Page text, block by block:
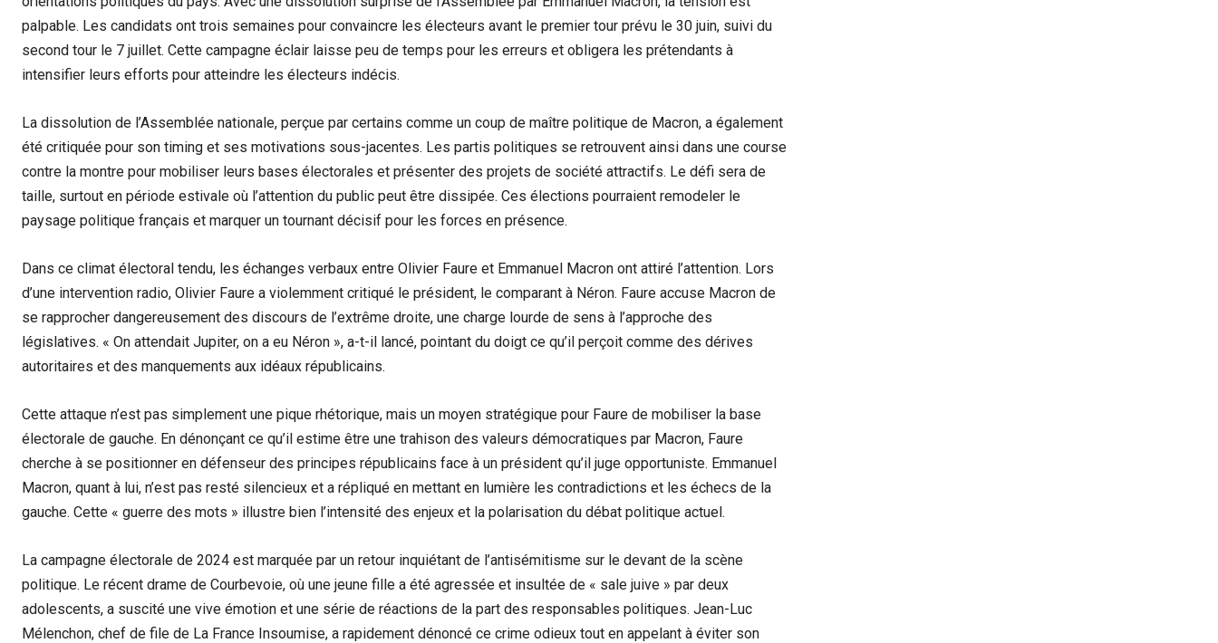
palpable. Les candidats ont trois semaines pour convaincre les électeurs avant le premier tour prévu le 30 juin, suivi du
second tour le 7 juillet. Cette campagne éclair laisse peu de temps pour les erreurs et obligera les prétendants à
intensifier leurs efforts pour atteindre les électeurs indécis.
La dissolution de l’Assemblée nationale, perçue par certains comme un coup de maître politique de Macron, a également
été critiquée pour son timing et ses motivations sous-jacentes. Les partis politiques se retrouvent ainsi dans une course
contre la montre pour mobiliser leurs bases électorales et présenter des projets de société attractifs. Le défi sera de
taille, surtout en période estivale où l’attention du public peut être dissipée. Ces élections pourraient remodeler le
paysage politique français et marquer un tournant décisif pour les forces en présence.
Dans ce climat électoral tendu, les échanges verbaux entre Olivier Faure et Emmanuel Macron ont attiré l’attention. Lors
d’une intervention radio, Olivier Faure a violemment critiqué le président, le comparant à Néron. Faure accuse Macron de
se rapprocher dangereusement des discours de l’extrême droite, une charge lourde de sens à l’approche des
législatives. « On attendait Jupiter, on a eu Néron », a-t-il lancé, pointant du doigt ce qu’il perçoit comme des dérives
autoritaires et des manquements aux idéaux républicains.
Cette attaque n’est pas simplement une pique rhétorique, mais un moyen stratégique pour Faure de mobiliser la base
électorale de gauche. En dénonçant ce qu’il estime être une trahison des valeurs démocratiques par Macron, Faure
cherche à se positionner en défenseur des principes républicains face à un président qu’il juge opportuniste. Emmanuel
Macron, quant à lui, n’est pas resté silencieux et a répliqué en mettant en lumière les contradictions et les échecs de la
gauche. Cette « guerre des mots » illustre bien l’intensité des enjeux et la polarisation du débat politique actuel.
La campagne électorale de 2024 est marquée par un retour inquiétant de l’antisémitisme sur le devant de la scène
politique. Le récent drame de Courbevoie, où une jeune fille a été agressée et insultée de « sale juive » par deux
adolescents, a suscité une vive émotion et une série de réactions de la part des responsables politiques. Jean-Luc
Mélenchon, chef de file de La France Insoumise, a rapidement dénoncé ce crime odieux tout en appelant à éviter son